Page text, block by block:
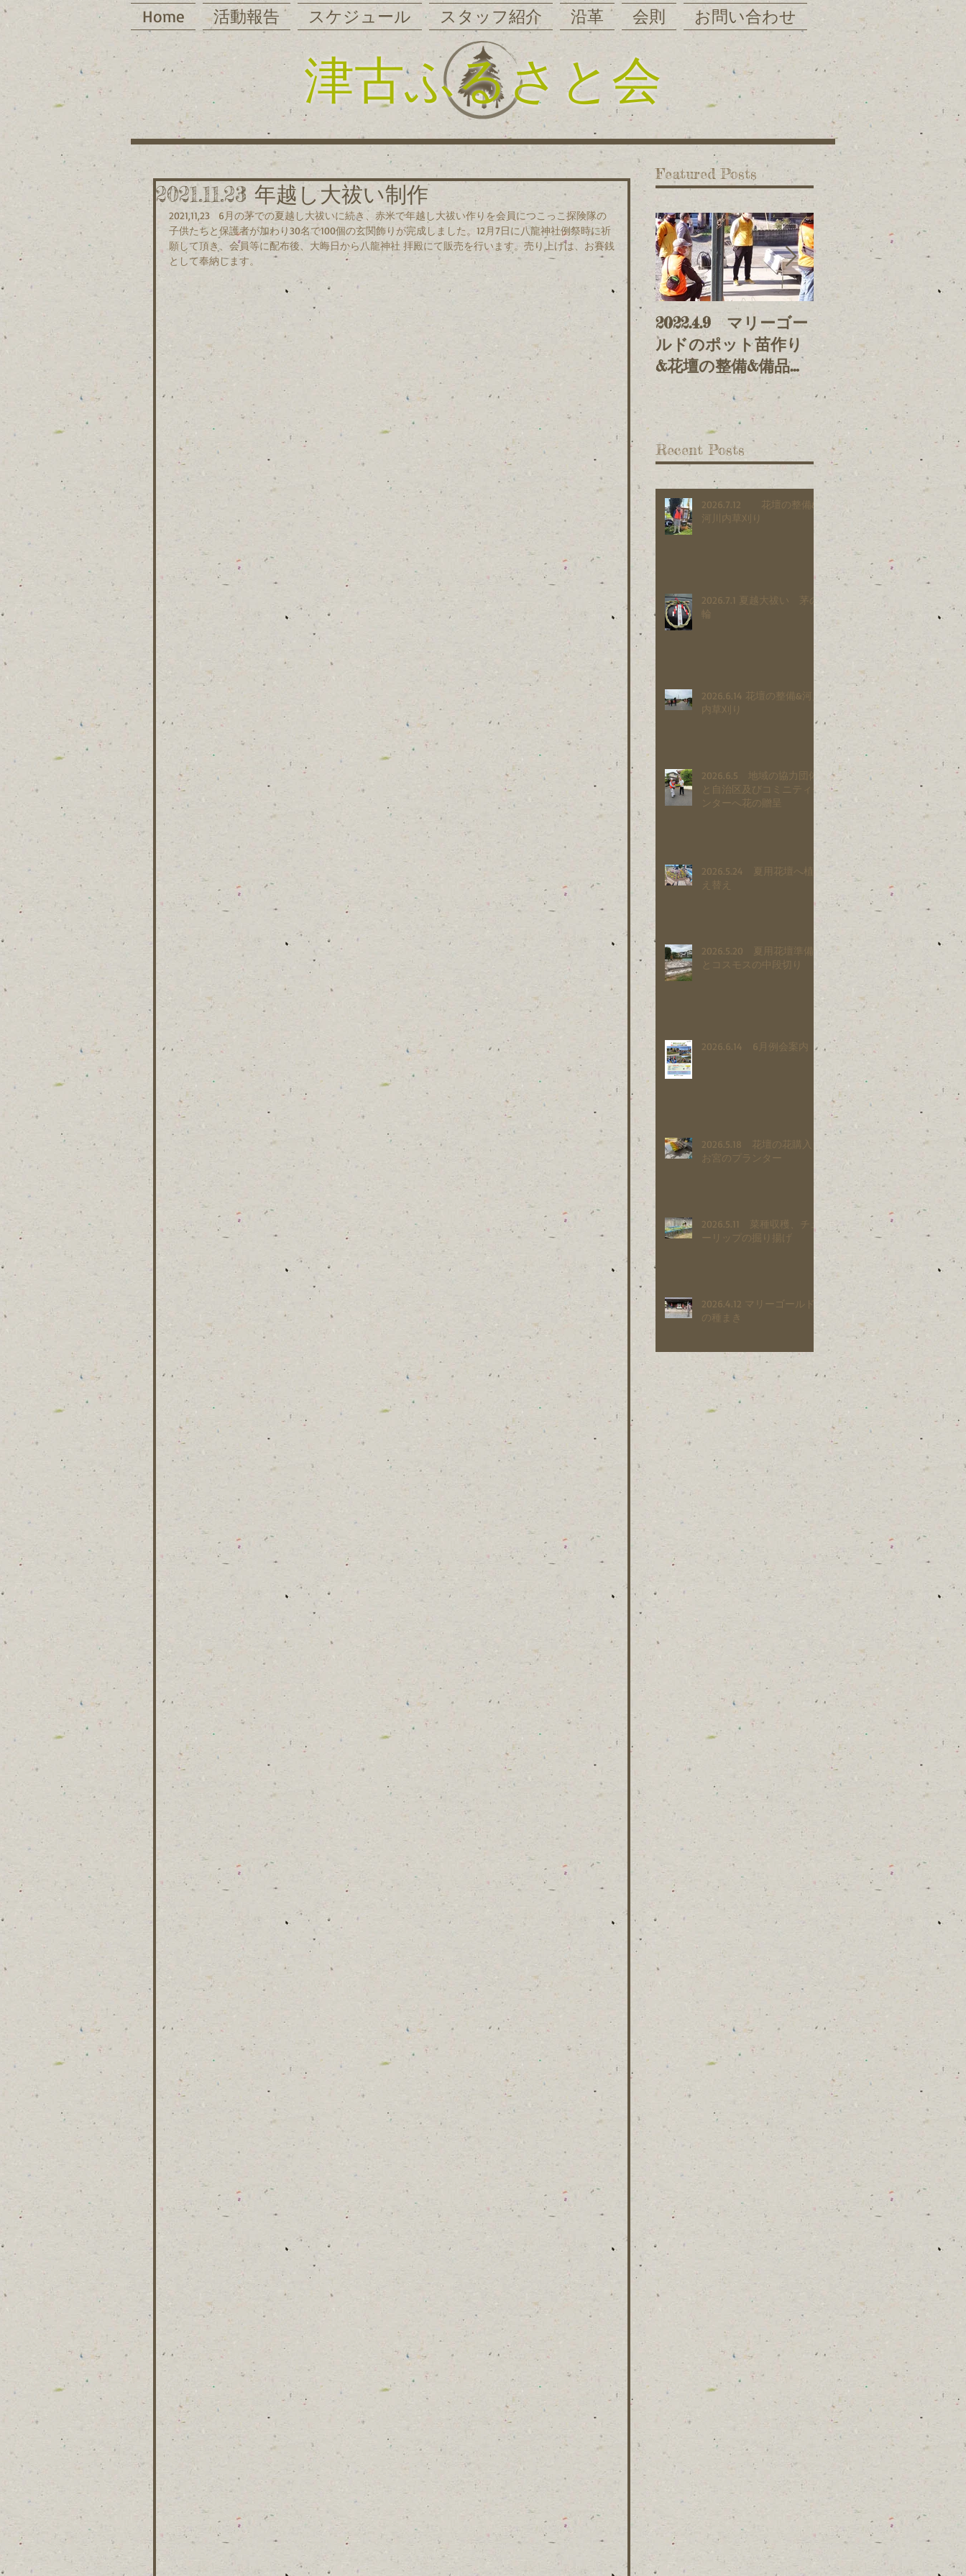
Home 活動報告 スケジュール スタッフ紹介 沿革 会則 お問い合わせ
津古ふるさと会
2021.11.23 年越し大祓い制作
2021,11,23   6月の茅での夏越し大祓いに続き、赤米で年越し大祓い作りを会員につこっこ探険隊の
子供たちと保護者が加わり30名で100個の玄関飾りが完成しました。12月7日に八龍神社例祭時に祈
願して頂き、会員等に配布後、大晦日から八龍神社 拝殿にて販売を行います。売り上げは、お賽銭
として奉納します。
Featured Posts
2022.4.9 マリーゴー
ルドのポット苗作り
&花壇の整備&備品整
2021.11.3 鯉の堤上
げ&放流
Recent Posts
2026.7.12 花壇の整備&
河川内草刈り
2026.7.1 夏越大祓い 茅の
輪
2026.6.14 花壇の整備&河川
内草刈り
2026.6.5 地域の協力団体
と自治区及びコミニティセ
ンターへ花の贈呈
2026.5.24 夏用花壇へ植
え替え
2026.5.20 夏用花壇準備
とコスモスの中段切り
2026.6.14 6月例会案内
2026.5.18 花壇の花購入と
お宮のプランター
2026.5.11 菜種収穫、チュ
ーリップの掘り揚げ
2026.4.12 マリーゴールド
の種まき